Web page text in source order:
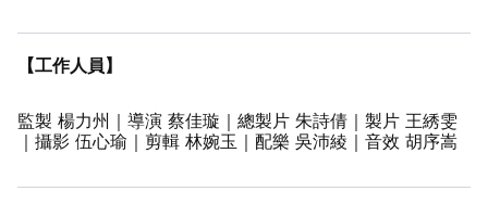
【工作人員】
監製 楊力州｜導演 蔡佳璇｜總製片 朱詩倩｜製片 王綉雯
｜攝影 伍心瑜｜剪輯 林婉玉｜配樂 吳沛綾｜音效 胡序嵩